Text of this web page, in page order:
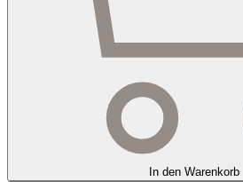
In den Warenkorb